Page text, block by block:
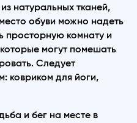
натуральных тканей,
обуви можно надеть
просторную комнату и
могут помешать
Следует
ковриком для йоги,
и бег на месте в